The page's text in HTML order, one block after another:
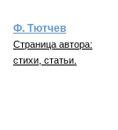
Ф. Тютчев
Страница автора:
стихи, статьи.